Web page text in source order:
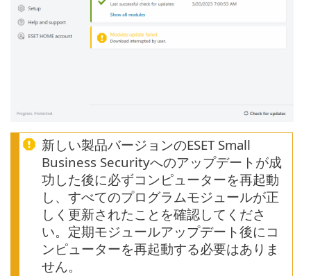
新しい製品バージョンのESET Small
Business Securityへのアップデートが成
功した後に必ずコンピューターを再起動
し、すべてのプログラムモジュールが正
しく更新されたことを確認してくださ
い。定期モジュールアップデート後にコ
ンピューターを再起動する必要はありま
せん。